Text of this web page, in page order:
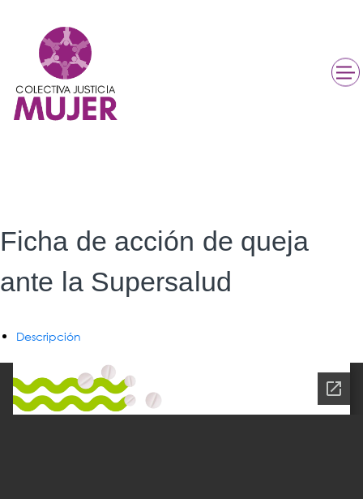
Ficha de acción de queja
ante la Supersalud
Descripción